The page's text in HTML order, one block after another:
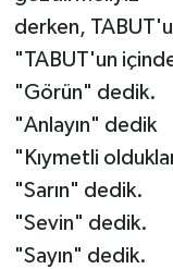
derken,
"TABUT'un
"Görün" dedik.
"Anlayın" dedik
"Kıymetli
"Sarın" dedik.
"Sevin" dedik.
"Sayın" dedik.